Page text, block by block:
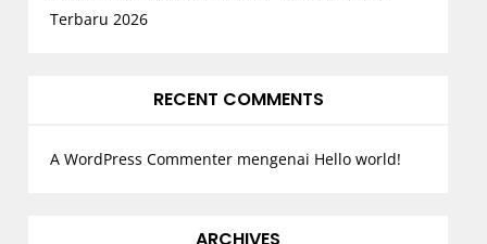
Terbaru 2026
RECENT COMMENTS
A WordPress Commentermengenai Hello world!